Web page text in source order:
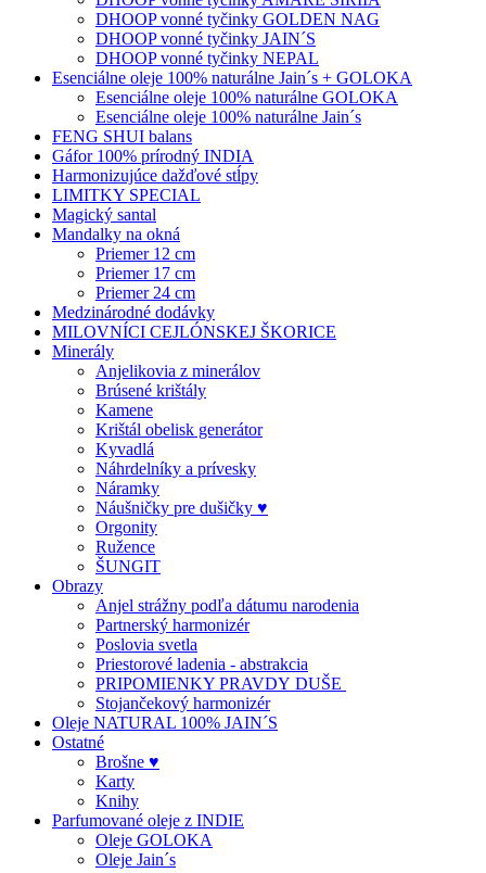
DHOOP vonné tyčinky GOLDEN NAG
DHOOP vonné tyčinky JAIN´S
DHOOP vonné tyčinky NEPAL
Esenciálne oleje 100% naturálne Jain´s + GOLOKA
Esenciálne oleje 100% naturálne GOLOKA
Esenciálne oleje 100% naturálne Jain´s
FENG SHUI balans
Gáfor 100% prírodný INDIA
Harmonizujúce dažďové stĺpy
LIMITKY SPECIAL
Magický santal
Mandalky na okná
Priemer 12 cm
Priemer 17 cm
Priemer 24 cm
Medzinárodné dodávky
MILOVNÍCI CEJLÓNSKEJ ŠKORICE
Minerály
Anjelikovia z minerálov
Brúsené krištály
Kamene
Krištál obelisk generátor
Kyvadlá
Náhrdelníky a prívesky
Náramky
Náušničky pre dušičky ♥
Orgonity
Ružence
ŠUNGIT
Obrazy
Anjel strážny podľa dátumu narodenia
Partnerský harmonizér
Poslovia svetla
Priestorové ladenia - abstrakcia
PRIPOMIENKY PRAVDY DUŠE
Stojančekový harmonizér
Oleje NATURAL 100% JAIN´S
Ostatné
Brošne ♥
Karty
Knihy
Parfumované oleje z INDIE
Oleje GOLOKA
Oleje Jain´s